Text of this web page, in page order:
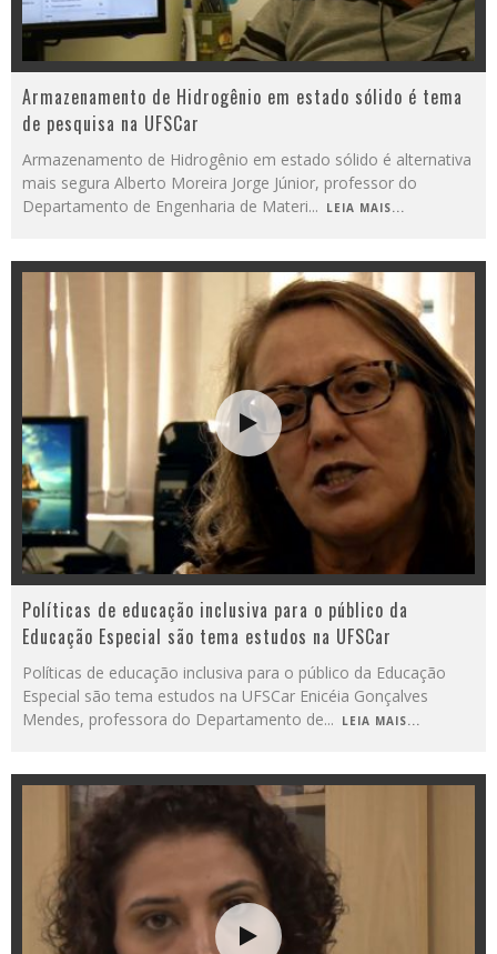
Armazenamento de Hidrogênio em estado sólido é tema
de pesquisa na UFSCar
Armazenamento de Hidrogênio em estado sólido é alternativa
mais segura Alberto Moreira Jorge Júnior, professor do
Departamento de Engenharia de Materi... LEIA MAIS...
Políticas de educação inclusiva para o público da
Educação Especial são tema estudos na UFSCar
Políticas de educação inclusiva para o público da Educação
Especial são tema estudos na UFSCar Enicéia Gonçalves
Mendes, professora do Departamento de... LEIA MAIS...